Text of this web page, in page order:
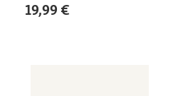
19,99 €